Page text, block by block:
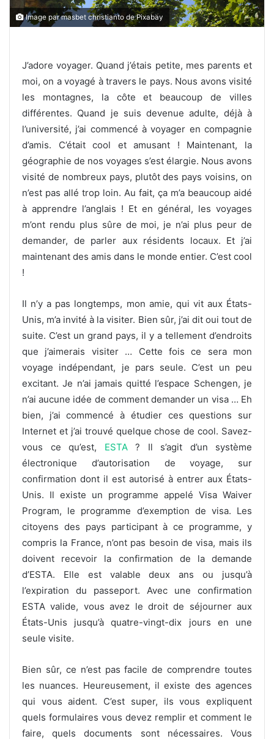
Image par masbet christianto de Pixabay
J’adore voyager. Quand j’étais petite, mes parents et
moi, on a voyagé à travers le pays. Nous avons visité
les montagnes, la côte et beaucoup de villes
différentes. Quand je suis devenue adulte, déjà à
l’université, j’ai commencé à voyager en compagnie
d’amis. C’était cool et amusant ! Maintenant, la
géographie de nos voyages s’est élargie. Nous avons
visité de nombreux pays, plutôt des pays voisins, on
n’est pas allé trop loin. Au fait, ça m’a beaucoup aidé
à apprendre l’anglais ! Et en général, les voyages
m’ont rendu plus sûre de moi, je n’ai plus peur de
demander, de parler aux résidents locaux. Et j’ai
maintenant des amis dans le monde entier. C’est cool
!
Il n’y a pas longtemps, mon amie, qui vit aux États-
Unis, m’a invité à la visiter. Bien sûr, j’ai dit oui tout de
suite. C’est un grand pays, il y a tellement d’endroits
que j’aimerais visiter … Cette fois ce sera mon
voyage indépendant, je pars seule. C’est un peu
excitant. Je n’ai jamais quitté l’espace Schengen, je
n’ai aucune idée de comment demander un visa … Eh
bien, j’ai commencé à étudier ces questions sur
Internet et j’ai trouvé quelque chose de cool. Savez-
vous ce qu’est, ESTA? Il s’agit d’un système
électronique d’autorisation de voyage, sur
confirmation dont il est autorisé à entrer aux États-
Unis. Il existe un programme appelé Visa Waiver
Program, le programme d’exemption de visa. Les
citoyens des pays participant à ce programme, y
compris la France, n’ont pas besoin de visa, mais ils
doivent recevoir la confirmation de la demande
d’ESTA. Elle est valable deux ans ou jusqu’à
l’expiration du passeport. Avec une confirmation
ESTA valide, vous avez le droit de séjourner aux
États-Unis jusqu’à quatre-vingt-dix jours en une
seule visite.
Bien sûr, ce n’est pas facile de comprendre toutes
les nuances. Heureusement, il existe des agences
qui vous aident. C’est super, ils vous expliquent
quels formulaires vous devez remplir et comment le
faire, quels documents sont nécessaires. Vous